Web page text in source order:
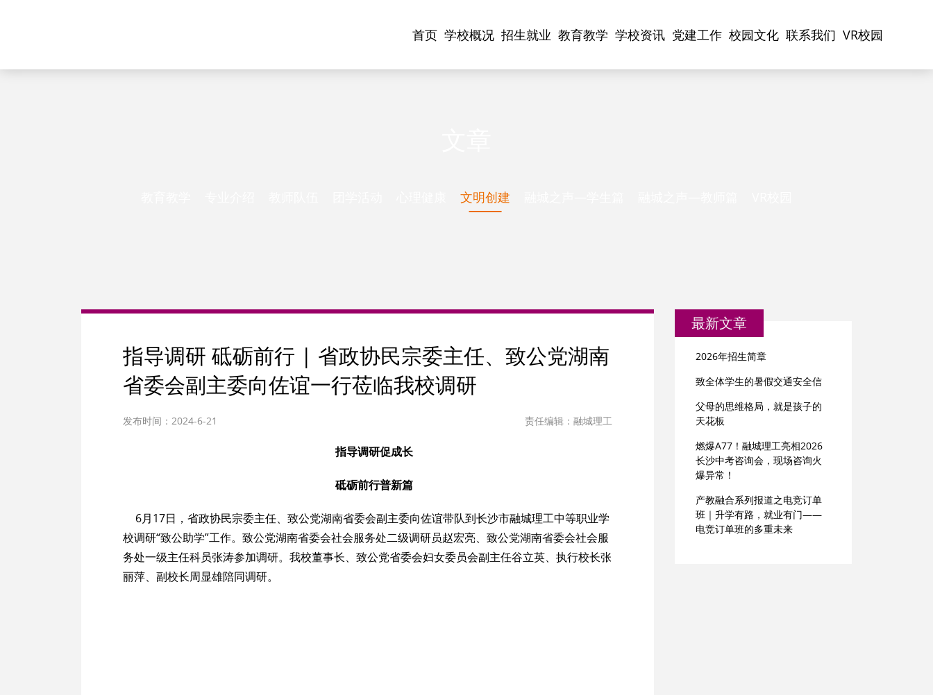
首页 学校概况 招生就业 教育教学 学校资讯 党建工作 校园文化 联系我们 VR校园
文明创建
指导调研 砥砺前行 | 省政协民宗委主任、致公党湖南
省委会副主委向佐谊一行莅临我校调研
发布时间：2024-6-21 责任编辑：融城理工
指导调研促成长
砥砺前行普新篇
6月17日，省政协民宗委主任、致公党湖南省委会副主委向佐谊带队到长沙市融城理工中等职业学
校调研“致公助学”工作。致公党湖南省委会社会服务处二级调研员赵宏亮、致公党湖南省委会社会服
务处一级主任科员张涛参加调研。我校董事长、致公党省委会妇女委员会副主任谷立英、执行校长张
丽萍、副校长周显雄陪同调研。
最新文章
2026年招生简章
致全体学生的暑假交通安全信
父母的思维格局，就是孩子的
天花板
燃爆A77！融城理工亮相2026
长沙中考咨询会，现场咨询火
爆异常！
产教融合系列报道之电竞订单
班｜升学有路，就业有门——
电竞订单班的多重未来